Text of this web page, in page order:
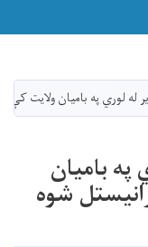
له لوري په بامیان ولایت کې
بامیان
شوه